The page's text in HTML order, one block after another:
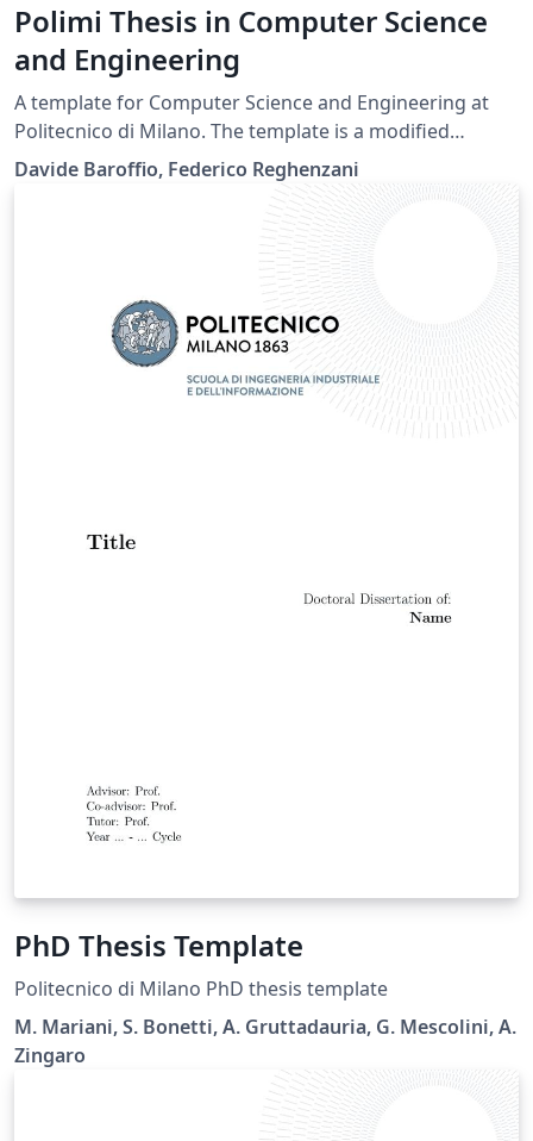
Polimi Thesis in Computer Science
and Engineering
A template for Computer Science and Engineering at
Politecnico di Milano. The template is a modified
version of the original LaTeX template of Polimi, slightly
modified in order to reduce the colour of the template
(e.g. in corner pages and section/subsection headers).
Davide Baroffio, Federico Reghenzani
PhD Thesis Template
Politecnico di Milano PhD thesis template
M. Mariani, S. Bonetti, A. Gruttadauria, G. Mescolini, A.
Zingaro